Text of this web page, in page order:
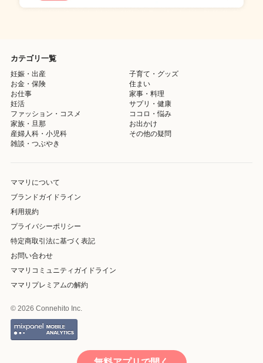
カテゴリ一覧
妊娠・出産
子育て・グッズ
お金・保険
住まい
お仕事
家事・料理
妊活
サプリ・健康
ファッション・コスメ
ココロ・悩み
家族・旦那
お出かけ
産婦人科・小児科
その他の疑問
雑談・つぶやき
ママリについて
ブランドガイドライン
利用規約
プライバシーポリシー
特定商取引法に基づく表記
お問い合わせ
ママリコミュニティガイドライン
ママリプレミアムの解約
© 2026 Connehito Inc.